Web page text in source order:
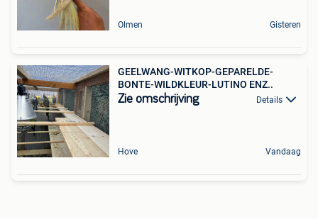
Olmen Gisteren
GEELWANG-WITKOP-GEPARELDE-
BONTE-WILDKLEUR-LUTINO ENZ..
Zie omschrijving Details
Hove Vandaag